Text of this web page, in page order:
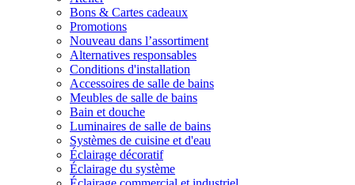
Bons & Cartes cadeaux
Promotions
Nouveau dans l’assortiment
Alternatives responsables
Conditions d'installation
Accessoires de salle de bains
Meubles de salle de bains
Bain et douche
Luminaires de salle de bains
Systèmes de cuisine et d'eau
Éclairage décoratif
Éclairage du système